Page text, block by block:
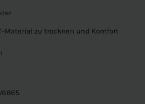
Material zu trocknen und Komfort